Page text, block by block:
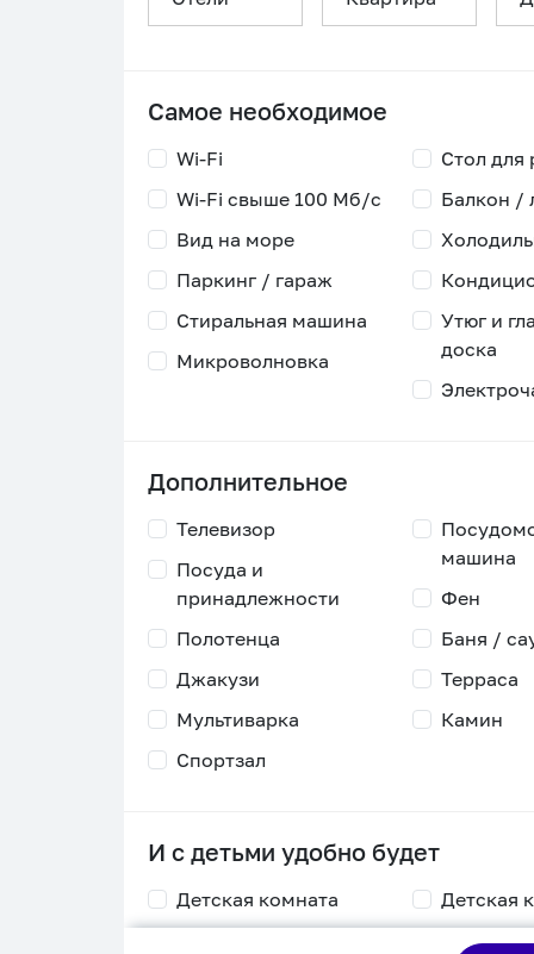
Самое необходимое
Wi-Fi
Wi-Fi свыше 100 Мб/с
Стол для
Балкон /
Вид на море
Паркинг / гараж
Стиральная машина
Микроволновка
Утюг и
доска
Дополнительное
Телевизор
Посуда и
принадлежности
машина
Фен
Полотенца
Джакузи
Баня /
Терраса
Мультиварка
Спортзал
Камин
И с детьми удобно будет
Детская комната
Детская